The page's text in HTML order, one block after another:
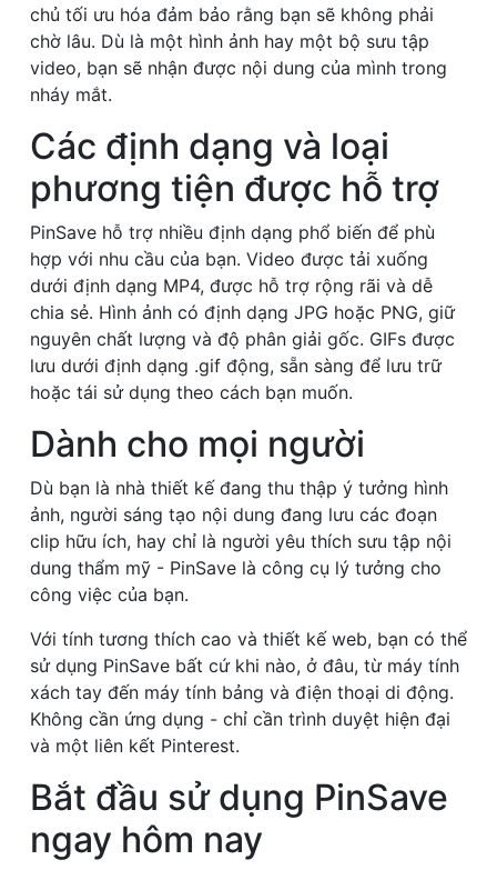
chủ tối ưu hóa đảm bảo rằng bạn sẽ không phải
chờ lâu. Dù là một hình ảnh hay một bộ sưu tập
video, bạn sẽ nhận được nội dung của mình trong
nháy mắt.
Các định dạng và loại
phương tiện được hỗ trợ
PinSave hỗ trợ nhiều định dạng phổ biến để phù
hợp với nhu cầu của bạn. Video được tải xuống
dưới định dạng MP4, được hỗ trợ rộng rãi và dễ
chia sẻ. Hình ảnh có định dạng JPG hoặc PNG, giữ
nguyên chất lượng và độ phân giải gốc. GIFs được
lưu dưới định dạng .gif động, sẵn sàng để lưu trữ
hoặc tái sử dụng theo cách bạn muốn.
Dành cho mọi người
Dù bạn là nhà thiết kế đang thu thập ý tưởng hình
ảnh, người sáng tạo nội dung đang lưu các đoạn
clip hữu ích, hay chỉ là người yêu thích sưu tập nội
dung thẩm mỹ - PinSave là công cụ lý tưởng cho
công việc của bạn.
Với tính tương thích cao và thiết kế web, bạn có thể
sử dụng PinSave bất cứ khi nào, ở đâu, từ máy tính
xách tay đến máy tính bảng và điện thoại di động.
Không cần ứng dụng - chỉ cần trình duyệt hiện đại
và một liên kết Pinterest.
Bắt đầu sử dụng PinSave
ngay hôm nay